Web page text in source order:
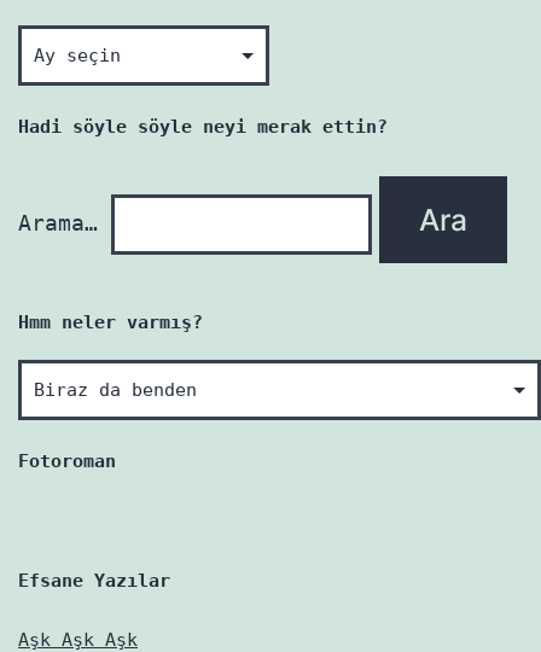
Okunmamış
her
yazı
Hadi söyle söyle neyi merak ettin?
Arama…
Hmm neler varmış?
Hmm
neler
varmış?
Fotoroman
Efsane Yazılar
Aşk Aşk Aşk